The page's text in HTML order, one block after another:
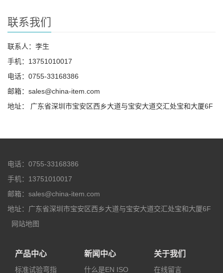
联系我们
联系人：李生
手机：13751010017
电话：0755-33168386
邮箱：sales@china-item.com
地址： 广东省深圳市宝安区西乡大道与宝安大道交汇处宝和大厦6F
电话：0755-33168386
手机：13751010017
邮箱：sales@china-item.com
地址：广东省深圳市宝安区西乡大道与宝安大道交汇处宝和大厦6F
网站地图
产品中心
标准试验弯指
新闻中心
什么是EN ISO
关于我们
在线留言